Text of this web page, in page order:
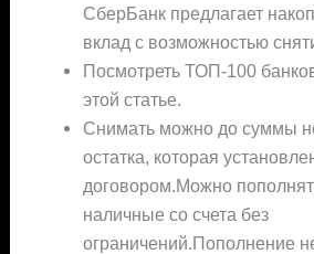
СберБанк предлагает
вклад с возможностью
Посмотреть ТОП-100
этой статье.
Снимать можно до суммы
остатка, которая
договором.Можно
наличные со счета без
ограничений.Пополнение